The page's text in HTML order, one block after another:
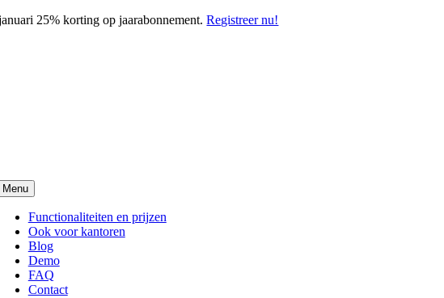
Skip 25% korting op jaarabonnement.Registreer nu!
Menu
Functionaliteiten en prijzen
Ook voor kantoren
Blog
Demo
FAQ
Contact